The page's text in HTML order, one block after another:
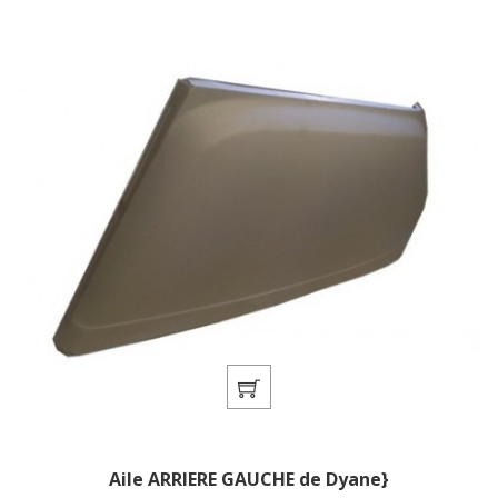
Aile ARRIERE GAUCHE de Dyane}